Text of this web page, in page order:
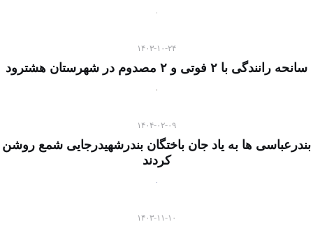
۱۴۰۳-۱۰-۲۴
سانحه رانندگی با ۲ فوتی و ۲ مصدوم در شهرستان هشترود
۱۴۰۴-۰۲-۰۹
بندرعباسی ها به یاد جان باختگان بندرشهیدرجایی شمع روشن
کردند
۱۴۰۳-۱۱-۱۰